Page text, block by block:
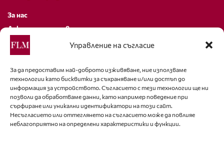
Управление на съгласие
За да предоставим най-доброто изживяване, ние използваме
технологии като бисквитки за съхраняване и/или достъп до
информация за устройството. Съгласието с тези технологии ще ни
позволи да обработваме данни, като например поведение при
сърфиране или уникални идентификатори на този сайт.
Несъгласието или оттеглянето на съгласието може да повлияе
неблагоприятно на определени характеристики и функции.
За нас
Декларация за поверителност
Политика за бисквитки
За контакти
editor@fashion-lifestyle.net
+359 88 227 33 47
Последвайте ни